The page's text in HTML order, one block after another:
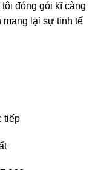
đóng gói kĩ càng
mang lại sự tinh tế
tiếp